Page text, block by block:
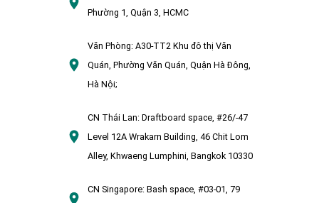
Phường 1, Quận 3, HCMC
Văn Phòng:A30-TT2 Khu đô thị Văn
Quán, Phường Văn Quán, Quận Hà Đông,
Hà Nội;
CN Thái Lan: Draftboard space, #26/-47
Level 12A Wrakarn Building, 46 Chit Lom
Alley, Khwaeng Lumphini, Bangkok 10330
CN Singapore: Bash space, #03-01, 79